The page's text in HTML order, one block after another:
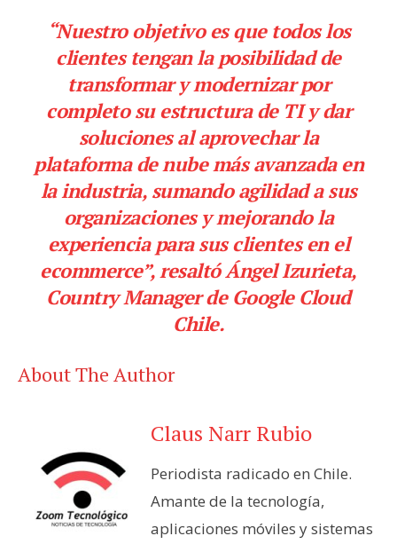
“Nuestro objetivo es que todos los
clientes tengan la posibilidad de
transformar y modernizar por
completo su estructura de TI y dar
soluciones al aprovechar la
plataforma de nube más avanzada en
la industria, sumando agilidad a sus
organizaciones y mejorando la
experiencia para sus clientes en el
ecommerce”, resaltó Ángel Izurieta,
Country Manager de Google Cloud
Chile.
About The Author
Claus Narr Rubio
Periodista radicado en Chile.
Amante de la tecnología,
aplicaciones móviles y sistemas